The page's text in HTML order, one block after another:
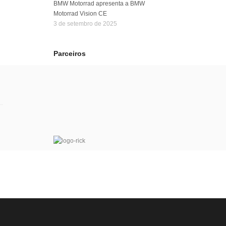
BMW Motorrad apresenta a BMW
Motorrad Vision CE
3 de setembro de 2025
Parceiros